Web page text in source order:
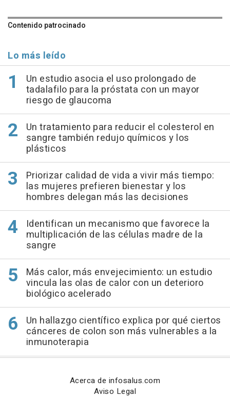
Contenido patrocinado
Lo más leído
Un estudio asocia el uso prolongado de
tadalafilo para la próstata con un mayor
riesgo de glaucoma
Un tratamiento para reducir el colesterol en
sangre también redujo químicos y los
plásticos
Priorizar calidad de vida a vivir más tiempo:
las mujeres prefieren bienestar y los
hombres delegan más las decisiones
Identifican un mecanismo que favorece la
multiplicación de las células madre de la
sangre
Más calor, más envejecimiento: un estudio
vincula las olas de calor con un deterioro
biológico acelerado
Un hallazgo científico explica por qué ciertos
cánceres de colon son más vulnerables a la
inmunoterapia
Acerca de infosalus.com
Aviso Legal